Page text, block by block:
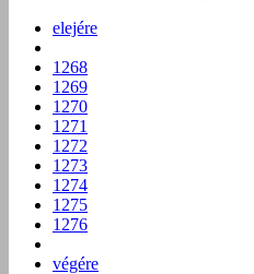
elejére
1268
1269
1270
1271
1272
1273
1274
1275
1276
végére